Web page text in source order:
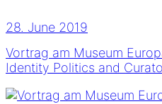
28. June 2019
Vortrag am Museum
Identity Politics and